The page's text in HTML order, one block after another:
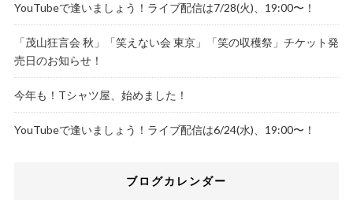
YouTubeで逢いましょう！ライブ配信は7/28(火)、19:00〜！
「茂山狂言会 秋」「笑えない会 東京」「笑の収穫祭」チケット発
売日のお知らせ！
今年も！Tシャツ屋、始めました！
YouTubeで逢いましょう！ライブ配信は6/24(水)、19:00〜！
ブログカレンダー